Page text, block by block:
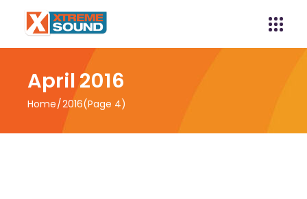
April 2016
Home 2016(Page 4)